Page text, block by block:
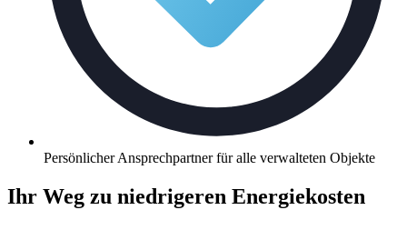
Persönlicher Ansprechpartner für alle verwalteten Objekte
Ihr Weg zu niedrigeren Energiekosten